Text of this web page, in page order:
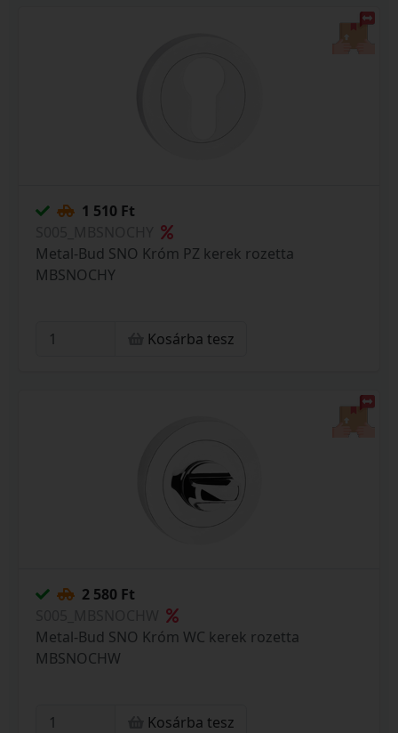
1 510 Ft
Metal-Bud SNO Króm PZ kerek rozetta
MBSNOCHY
Kosárba tesz
2 580 Ft
Metal-Bud SNO Króm WC kerek rozetta
MBSNOCHW
Kosárba tesz